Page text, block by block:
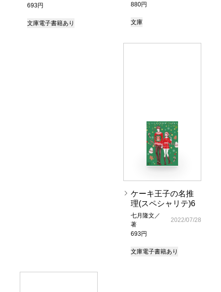
693円
文庫電子書籍あり
880円
文庫
ケーキ王子の名推
理(スペシャリテ)6
七月隆文／
著
693円
2022/07/28
文庫電子書籍あり